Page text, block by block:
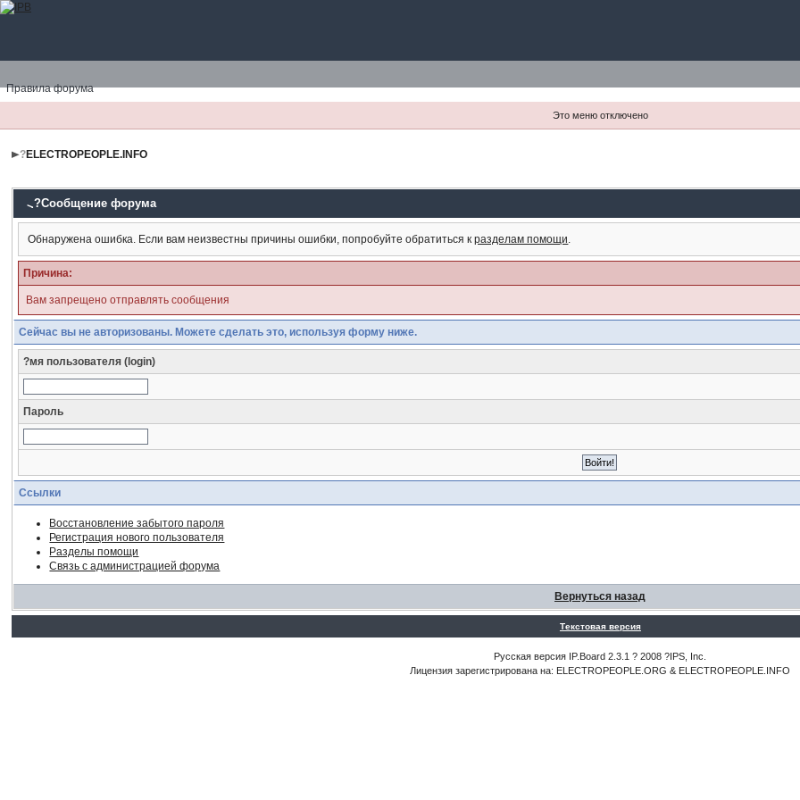
Правила форума
Это меню отключено
?ELECTROPEOPLE.INFO
?Сообщение форума
Обнаружена ошибка. Если вам неизвестны причины ошибки, попробуйте обратиться кразделам помощи.
Причина:
Вам запрещено отправлять сообщения
Сейчас вы не авторизованы. Можете сделать это, используя форму ниже.
?мя пользователя (login)
Пароль
Ссылки
Восстановление забытого пароля
Регистрация нового пользователя
Разделы помощи
Связь с администрацией форума
Вернуться назад
Текстовая версия
Русская версия IP.Board 2.3.1 ? 2008 ?IPS, Inc.
Лицензия зарегистрирована на: ELECTROPEOPLE.ORG & ELECTROPEOPLE.INFO